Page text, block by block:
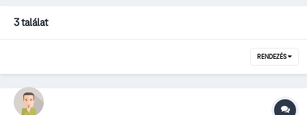
3 találat
RENDEZÉS